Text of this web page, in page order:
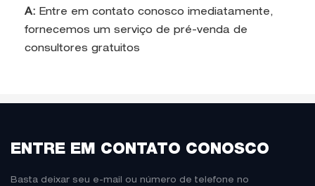
A: Entre em contato conosco imediatamente,
fornecemos um serviço de pré-venda de
consultores gratuitos
ENTRE EM CONTATO CONOSCO
Basta deixar seu e-mail ou número de telefone no